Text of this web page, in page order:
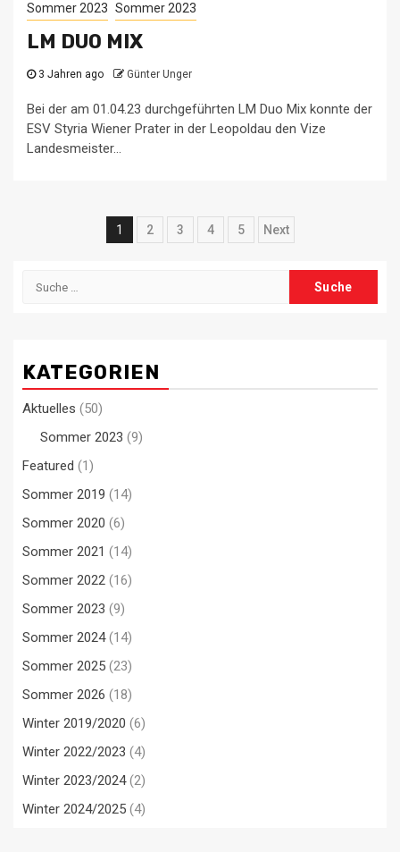
Sommer 2023 Sommer 2023
LM DUO MIX
3 Jahren ago Günter Unger
Bei der am 01.04.23 durchgeführten LM Duo Mix konnte der
ESV Styria Wiener Prater in der Leopoldau den Vize
Landesmeister...
Beitrags-
1 2 3 4 5 Next
Suche
KATEGORIEN
Aktuelles (50)
Sommer 2023 (9)
Featured (1)
Sommer 2019 (14)
Sommer 2020 (6)
Sommer 2021 (14)
Sommer 2022 (16)
Sommer 2023 (9)
Sommer 2024(14)
Sommer 2025 (23)
Sommer 2026 (18)
Winter 2019/2020 (6)
Winter 2022/2023 (4)
Winter 2023/2024(2)
Winter 2024/2025 (4)